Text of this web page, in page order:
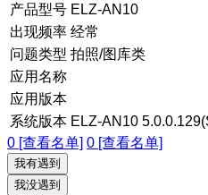
产品型号 ELZ-AN10
出现频率 经常
问题类型 拍照/图库类
应用名称
应用版本
系统版本 ELZ-AN10
0 [查看名单] 0 [查看名单]
我有遇到
我没遇到